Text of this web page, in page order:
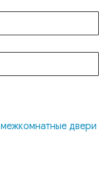
межкомнатные двери